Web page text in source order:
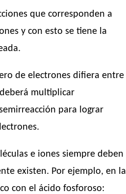
que corresponden a
y con esto se tiene la
de electrones difiera entre
multiplicar
para lograr
e iones siempre deben
existen. Por ejemplo, en la
con el ácido fosforoso: